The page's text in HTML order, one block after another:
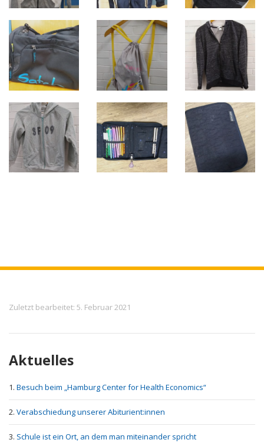
Meta
Zuletzt bearbeitet: 5. Februar 2021
Aktuelles
Besuch beim „Hamburg Center for Health Economics“
Verabschiedung unserer Abiturient:innen
Schule ist ein Ort, an dem man miteinander spricht